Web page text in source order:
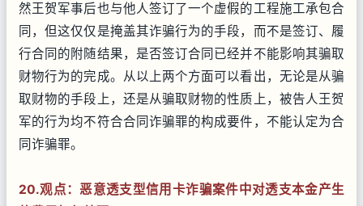
然王贺军事后也与他人签订了一个虚假的工程施工承包合
同，但这仅仅是掩盖其诈骗行为的手段，而不是签订、履
行合同的附随结果，是否签订合同已经并不能影响其骗取
财物行为的完成。从以上两个方面可以看出，无论是从骗
取财物的手段上，还是从骗取财物的性质上，被告人王贺
军的行为均不符合合同诈骗罪的构成要件，不能认定为合
同诈骗罪。
20.观点：恶意透支型信用卡诈骗案件中对透支本金产生